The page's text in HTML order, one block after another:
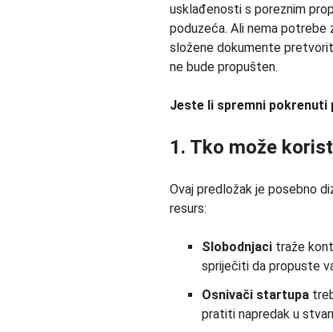
usklađenosti s poreznim
poduzeća. Ali nema potrebe
složene dokumente
ne bude propušten.
Jeste li spremni pokrenuti
1. Tko može
Ovaj predložak je posebno
resurs:
Slobodnjaci traže
spriječiti da propuste
Osnivači startupa
pratiti napredak u